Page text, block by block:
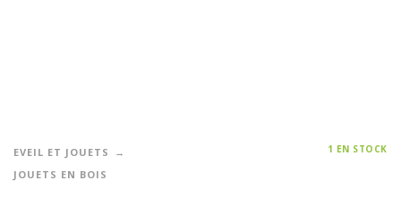
EVEIL ET JOUETS
JOUETS EN BOIS
1 EN STOCK